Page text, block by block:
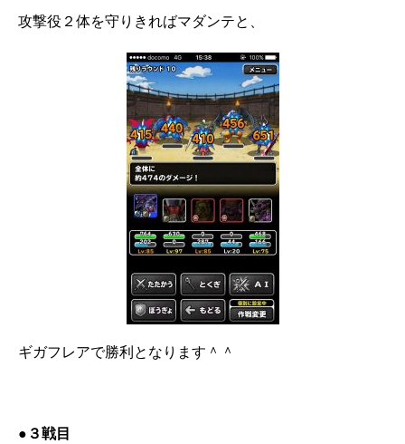
攻撃役２体を守りきればマダンテと、
ギガフレアで勝利となります＾＾
●３戦目